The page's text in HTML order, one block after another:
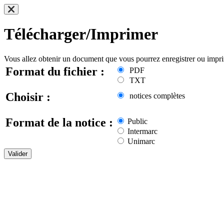
Télécharger/Imprimer
Vous allez obtenir un document que vous pourrez enregistrer ou
Format du fichier :
PDF
TXT
Choisir : notices complètes
Format de la notice :
Public
Intermarc
Unimarc